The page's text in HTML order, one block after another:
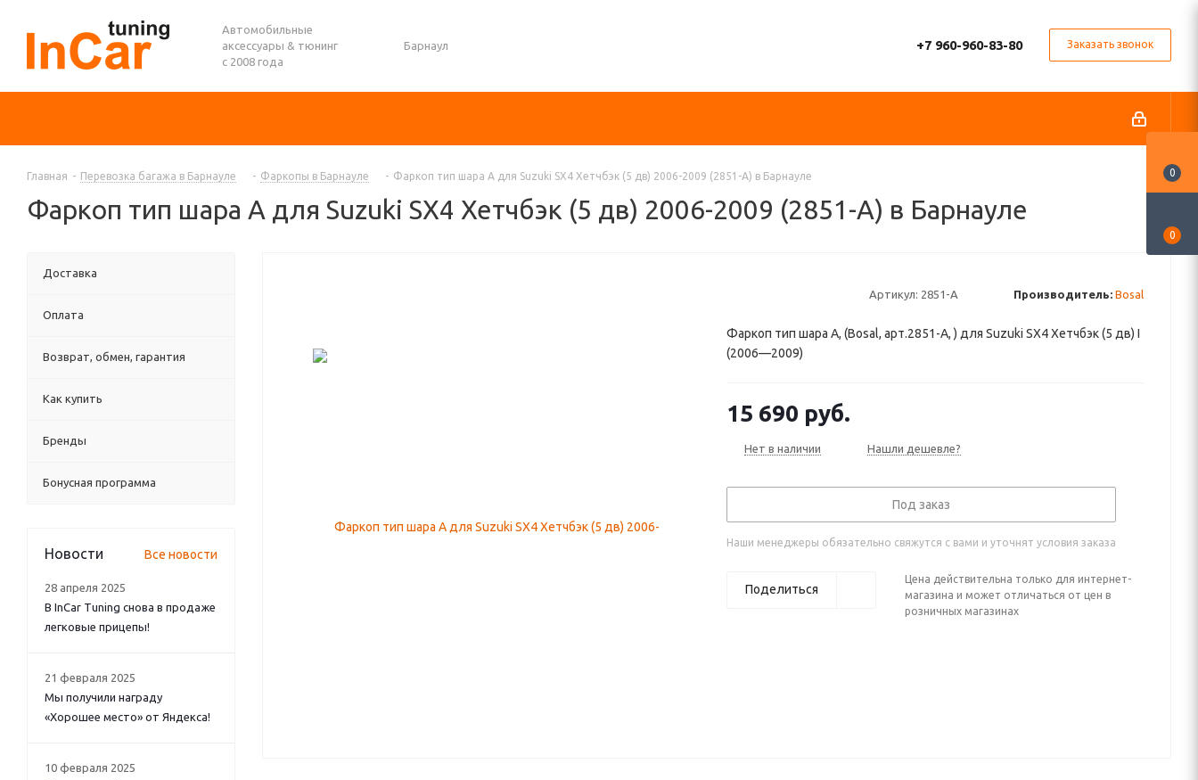
Автомобильные
аксессуары & тюнинг
с 2008 года
Барнаул +7 960-960-83-80 Заказать звонок
Главная - Перевозка багажа в Барнауле - Фаркопы в Барнауле - Фаркоп тип шара A для Suzuki SX4 Хетчбэк (5 дв) 2006-2009 (2851-А) в Барнауле
Фаркоп тип шара A для Suzuki SX4 Хетчбэк (5 дв) 2006-2009 (2851-А) в Барнауле
Артикул: 2851-А Производитель: Bosal
Фаркоп тип шара A, (Bosal, арт.2851-А, ) для Suzuki SX4 Хетчбэк (5 дв) I
(2006—2009)
15 690 руб.
Нет в наличии Нашли дешевле?
Под заказ
Наши менеджеры обязательно свяжутся с вами и уточнят условия заказа
Поделиться
Цена действительна только для интернет-
магазина и может отличаться от цен в
розничных магазинах
Доставка
Оплата
Возврат, обмен, гарантия
Как купить
Бренды
Бонусная программа
Новости Все новости
28 апреля 2025
В InCar Tuning снова в продаже
легковые прицепы!
21 февраля 2025
Мы получили награду
«Хорошее место» от Яндекса!
10 февраля 2025
0
0